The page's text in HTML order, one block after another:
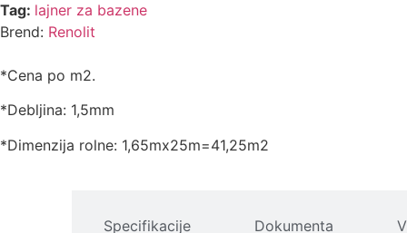
Tag: lajner za bazene
Brend: Renolit
*Cena po m2.
*Debljina: 1,5mm
*Dimenzija rolne: 1,65mx25m=41,25m2
Specifikacije Dokumenta